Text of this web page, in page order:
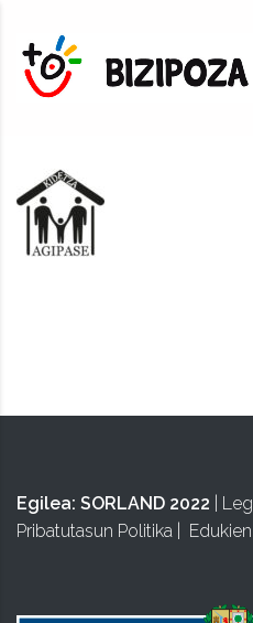
Egilea: SORLAND 2022
Pribatutasun Politika